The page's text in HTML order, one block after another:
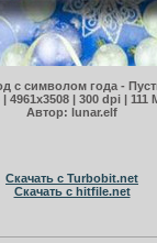
с символом года -
| 4961х3508 | 300 dpi | 111
Автор: lunar.elf
Скачать с Turbobit.net
Скачать с hitfile.net